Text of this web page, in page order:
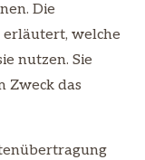
Die
welche
nutzen. Sie
Zweck das